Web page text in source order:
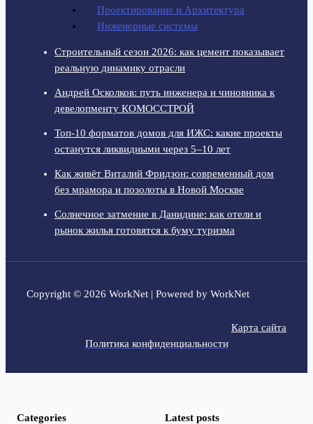
Проектирование и Архитектура
Инженерные системы
Строительный сезон 2026: как цемент показывает
реальную динамику отрасли
Андрей Осколков: путь инженера и чиновника к
девелопменту КОМОССТРОЙ
Топ-10 форматов домов для ИЖС: какие проекты
останутся ликвидными через 5–10 лет
Как живёт Виталий Фридзон: современный дом
без мрамора и позолоты в Новой Москве
Солнечное затмение в Данидине: как отели и
рынок жилья готовятся к буму туризма
Copyright © 2026 WorkNet | Powered by WorkNet
Карта сайта
Политика конфиденциальности
Categories Latest posts